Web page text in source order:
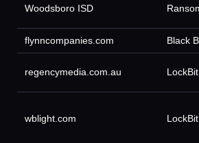
Woodsboro ISD
flynncompanies.com Black
regencymedia.com.au LockBit
wblight.com LockBit